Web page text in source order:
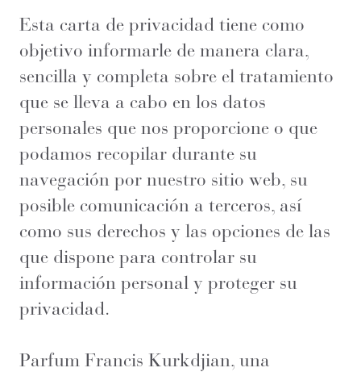
Esta carta de privacidad tiene como
objetivo informarle de manera clara,
sencilla y completa sobre el tratamiento
que se lleva a cabo en los datos
personales que nos proporcione o que
podamos recopilar durante su
navegación por nuestro sitio web, su
posible comunicación a terceros, así
como sus derechos y las opciones de las
que dispone para controlar su
información personal y proteger su
privacidad.
Parfum Francis Kurkdjian, una